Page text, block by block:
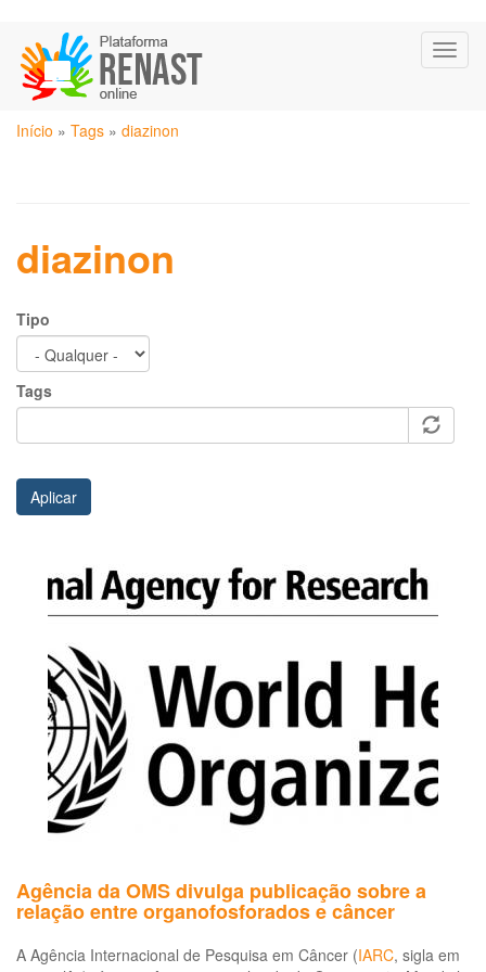
para
conteúdo
principal
Você
Início » Tags » diazinon
diazinon
Tipo
Tags
Aplicar
Agência da OMS divulga publicação sobre a
relação entre organofosforados e câncer
A Agência Internacional de Pesquisa em Câncer (IARC, sigla em